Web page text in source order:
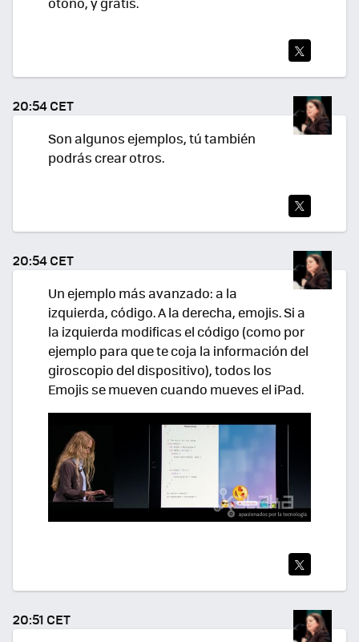
TEA
R
20:54 CET
Son algunos ejemplos, tú también
podrás crear otros.
TEA
R
20:54 CET
Un ejemplo más avanzado: a la
izquierda, código. A la derecha, emojis. Si a
la izquierda modificas el código (como por
ejemplo para que te coja la información del
giroscopio del dispositivo), todos los
Emojis se mueven cuando mueves el iPad.
TEA
R
20:51 CET